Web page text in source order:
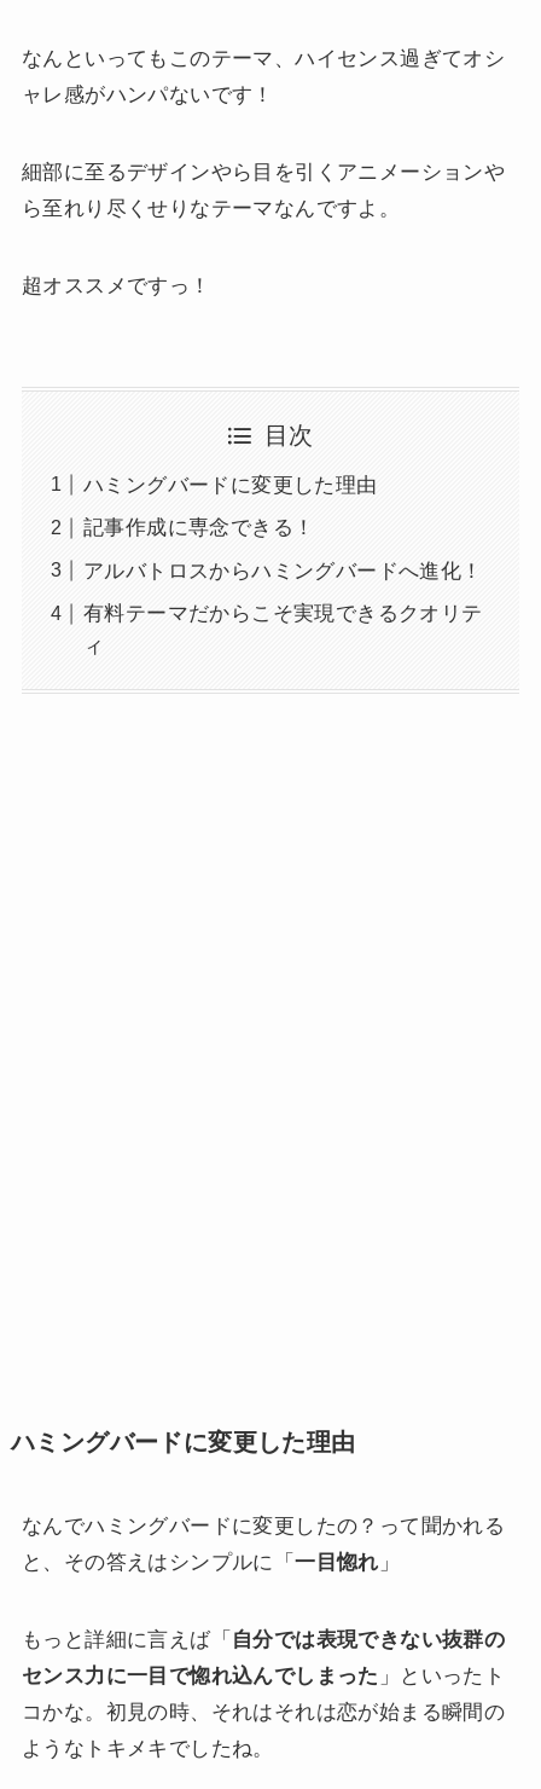
なんといってもこのテーマ、ハイセンス過ぎてオシ
ャレ感がハンパないです！
細部に至るデザインやら目を引くアニメーションや
ら至れり尽くせりなテーマなんですよ。
超オススメですっ！
目次
ハミングバードに変更した理由
記事作成に専念できる！
アルバトロスからハミングバードへ進化！
有料テーマだからこそ実現できるクオリテ
ィ
ハミングバードに変更した理由
なんでハミングバードに変更したの？って聞かれる
と、その答えはシンプルに「一目惚れ 」
もっと詳細に言えば「 自分では表現できない抜群の
センス力に一目で惚れ込んでしまった 」といったト
コかな。初見の時、それはそれは恋が始まる瞬間の
ようなトキメキでしたね。